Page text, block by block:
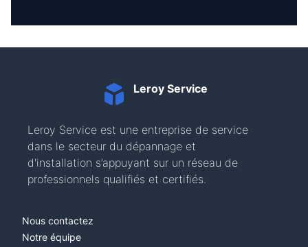
Leroy Service
Leroy Service est une entreprise de service
dans le secteur du dépannage et
d'installation s’appuyant sur un réseau de
professionnels qualifiés et certifiés.
Nous contactez
Notre équipe